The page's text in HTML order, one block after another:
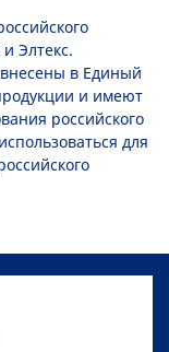
Элтекс.
в Единый
и имеют
российского
для